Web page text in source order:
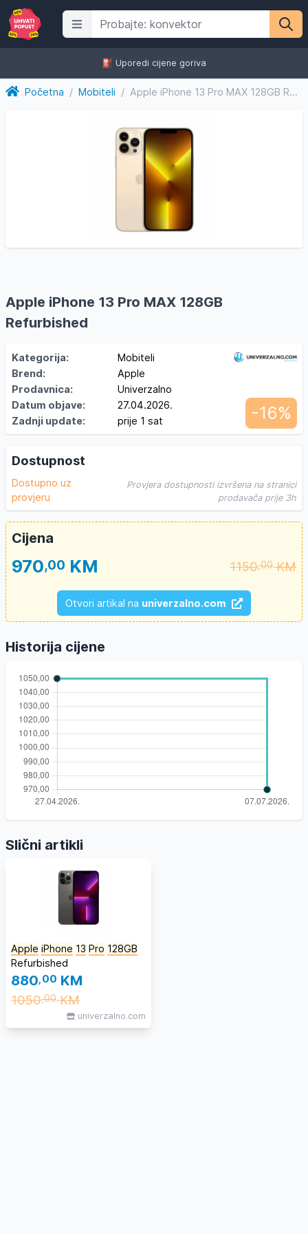
⛽️ Uporedi cijene goriva
Početna / Mobiteli / Apple iPhone 13 Pro MAX 128GB Refurbished
Apple iPhone 13 Pro MAX 128GB
Refurbished
Kategorija:
Mobiteli
Brend:
Apple
Prodavnica:
Univerzalno
Datum objave:
27.04.2026.
Zadnji update:
prije 1 sat -16%
Dostupnost
Dostupno uz
provjeru
Provjera dostupnosti izvršena na stranici
prodavača prije 3h
Cijena
970,00 KM 1150,00KM
Otvori artikal na univerzalno.com
Historija cijene
Slični artikli
Apple iPhone 13 Pro 128GB
Refurbished
880,00 KM
1050,00KM
univerzalno.com